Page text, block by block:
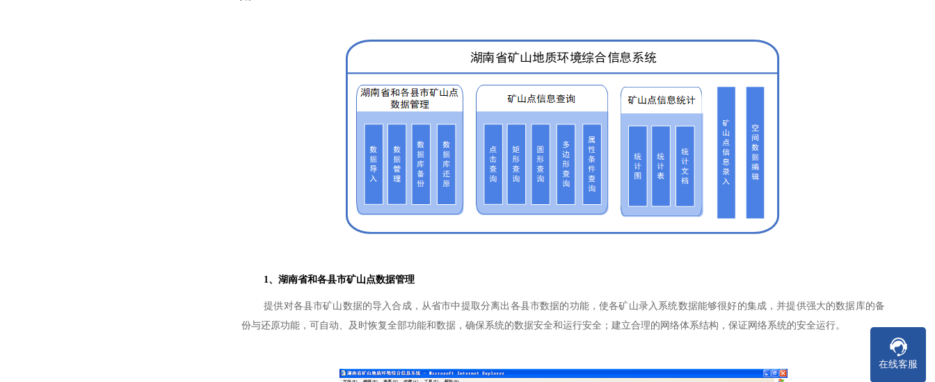
1、 湖南省和各县市矿山点数据管理
提供对各县市矿山数据的导入合成，从省市中提取分离出各县市数据的功能，使各矿山录入系统数据能够很好的集成，并提供强大的数据库的备
份与还原功能，可自动、及时恢复全部功能和数据，确保系统的数据安全和运行安全；建立合理的网络体系结构，保证网络系统的安全运行。
在线客服